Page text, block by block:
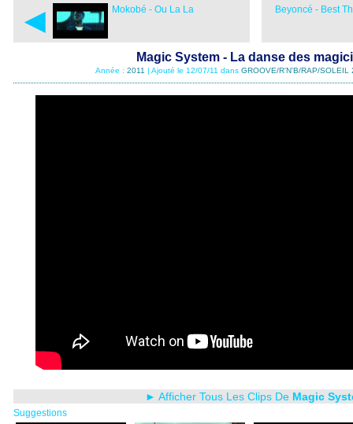
◄ Mokobé - Ou La La Beyoncé - Best
Magic System - La danse des
Année : 2011 | Ajouté le 12/07/11 dans GROOVE/R'N'B/RAP/SOLEIL
► Afficher Tous Les Clips De Magic
Suggestions